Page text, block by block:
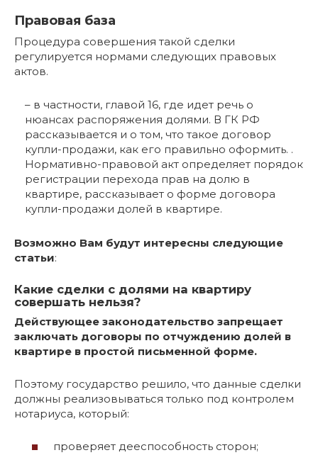
Правовая база
Процедура совершения такой сделки
регулируется нормами следующих правовых
актов.
– в частности, главой 16, где идет речь о
нюансах распоряжения долями. В ГК РФ
рассказывается и о том, что такое договор
купли-продажи, как его правильно оформить. .
Нормативно-правовой акт определяет порядок
регистрации перехода прав на долю в
квартире, рассказывает о форме договора
купли-продажи долей в квартире.
Возможно Вам будут интересны следующие
статьи:
Какие сделки с долями на квартиру
совершать нельзя?
Действующее законодательство запрещает
заключать договоры по отчуждению долей в
квартире в простой письменной форме.
Поэтому государство решило, что данные сделки
должны реализовываться только под контролем
нотариуса, который:
проверяет дееспособность сторон;